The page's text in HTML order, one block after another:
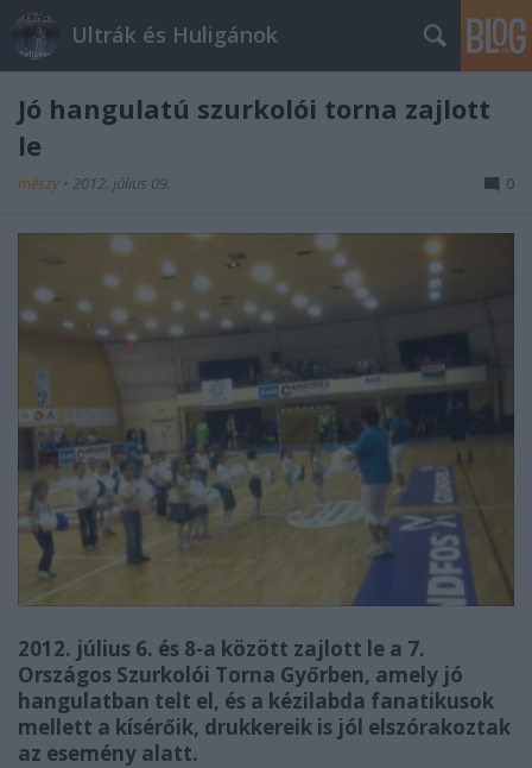
Ultrák és Huligánok
Jó hangulatú szurkolói torna zajlott
le
mészy • 2012. július 09. 0
2012. július 6. és 8-a között zajlott le a 7.
Országos Szurkolói Torna Győrben, amely jó
hangulatban telt el, és a kézilabda fanatikusok
mellett a kísérőik, drukkereik is jól elszórakoztak
az esemény alatt.